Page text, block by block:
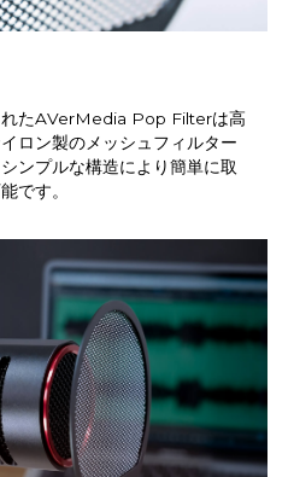
れたAVerMedia Pop Filterは高
ロン製のメッシュフィルター
ンプルな構造により簡単に取
です。